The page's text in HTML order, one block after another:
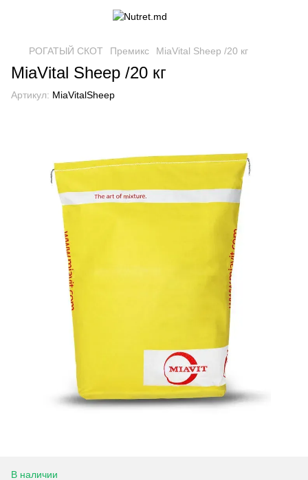
РОГАТЫЙ СКОТ Премикс MiaVital Sheep /20 кг
MiaVital Sheep /20 кг
Артикул: MiaVitalSheep
В наличии